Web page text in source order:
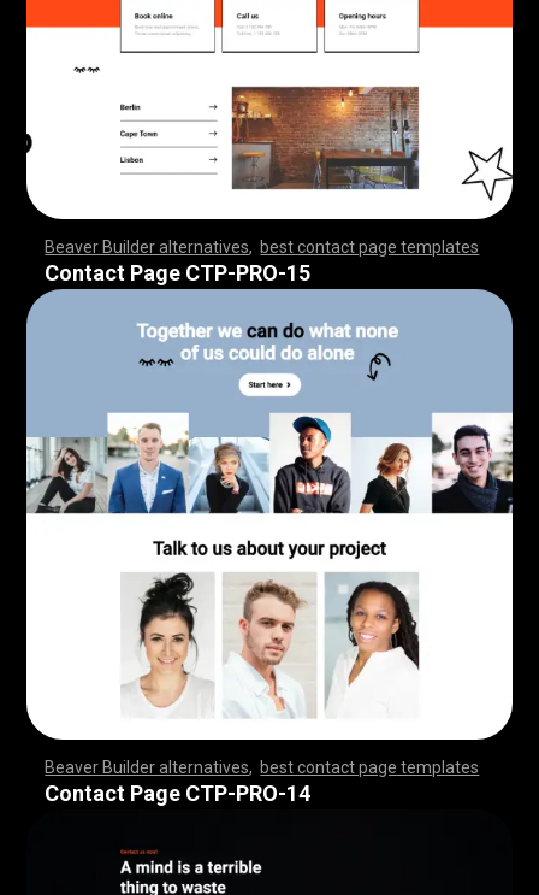
Beaver Builder alternatives best contact page templates
,,,,,,,,,,,,,,,,,,,,,,,,,,,,, ,,,,,,,,,,,,,,,,,,,,,,,,,,,,,,,,
,,,,,,,,,,,,,,,
Contact Page CTP-PRO-15
Beaver Builder alternatives best contact page templates
,,,,,,,,,,,,,,,,,,,,,,,,,,,,, ,,,,,,,,,,,,,,,,,,,,,,,,,,,,,,,,
,,,,,,,,,,,,,,,
Contact Page CTP-PRO-14